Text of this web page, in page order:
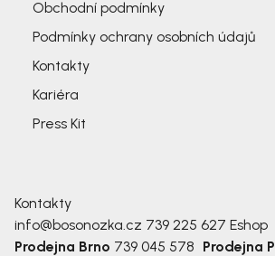
Obchodní podmínky
Podmínky ochrany osobních údajů
Kontakty
Kariéra
Press Kit
Kontakty
info@bosonozka.cz 739 225 627 Eshop
Prodejna Brno 739 045 578 Prodejna